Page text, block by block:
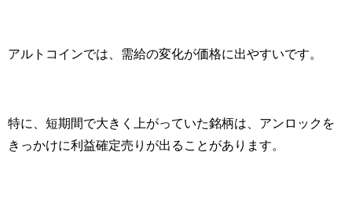
アルトコインでは、需給の変化が価格に出やすいです。
特に、短期間で大きく上がっていた銘柄は、アンロックを
きっかけに利益確定売りが出ることがあります。